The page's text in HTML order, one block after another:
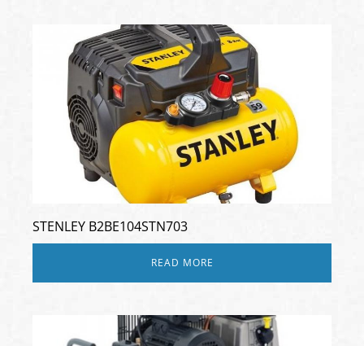
STENLEY B2BE104STN703
READ MORE